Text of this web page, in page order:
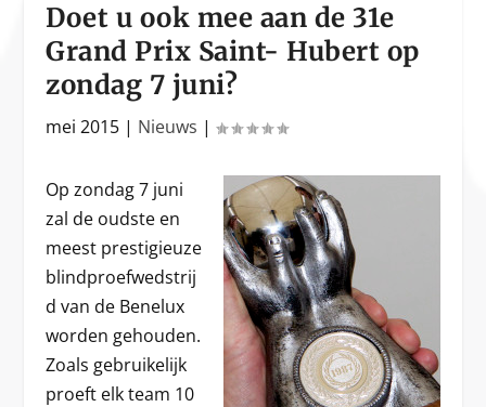
Doet u ook mee aan de 31e
Grand Prix Saint- Hubert op
zondag 7 juni?
mei 2015 | Nieuws |
Op zondag 7 juni
zal de oudste en
meest prestigieuze
blindproefwedstrij
d van de Benelux
worden gehouden.
Zoals gebruikelijk
proeft elk team 10